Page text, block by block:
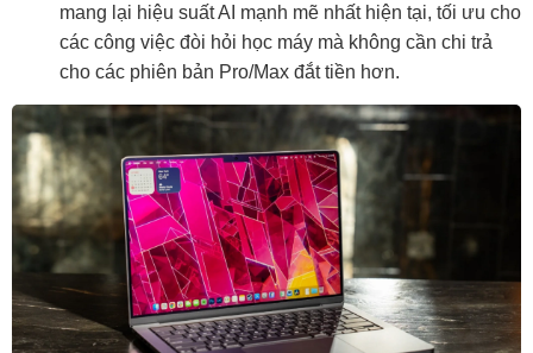
mang lại hiệu suất AI mạnh mẽ nhất hiện tại, tối ưu cho
các công việc đòi hỏi học máy mà không cần chi trả
cho các phiên bản Pro/Max đắt tiền hơn.